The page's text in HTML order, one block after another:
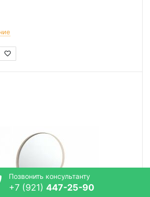
Позвонить консультанту
+7 (921) 447-25-90